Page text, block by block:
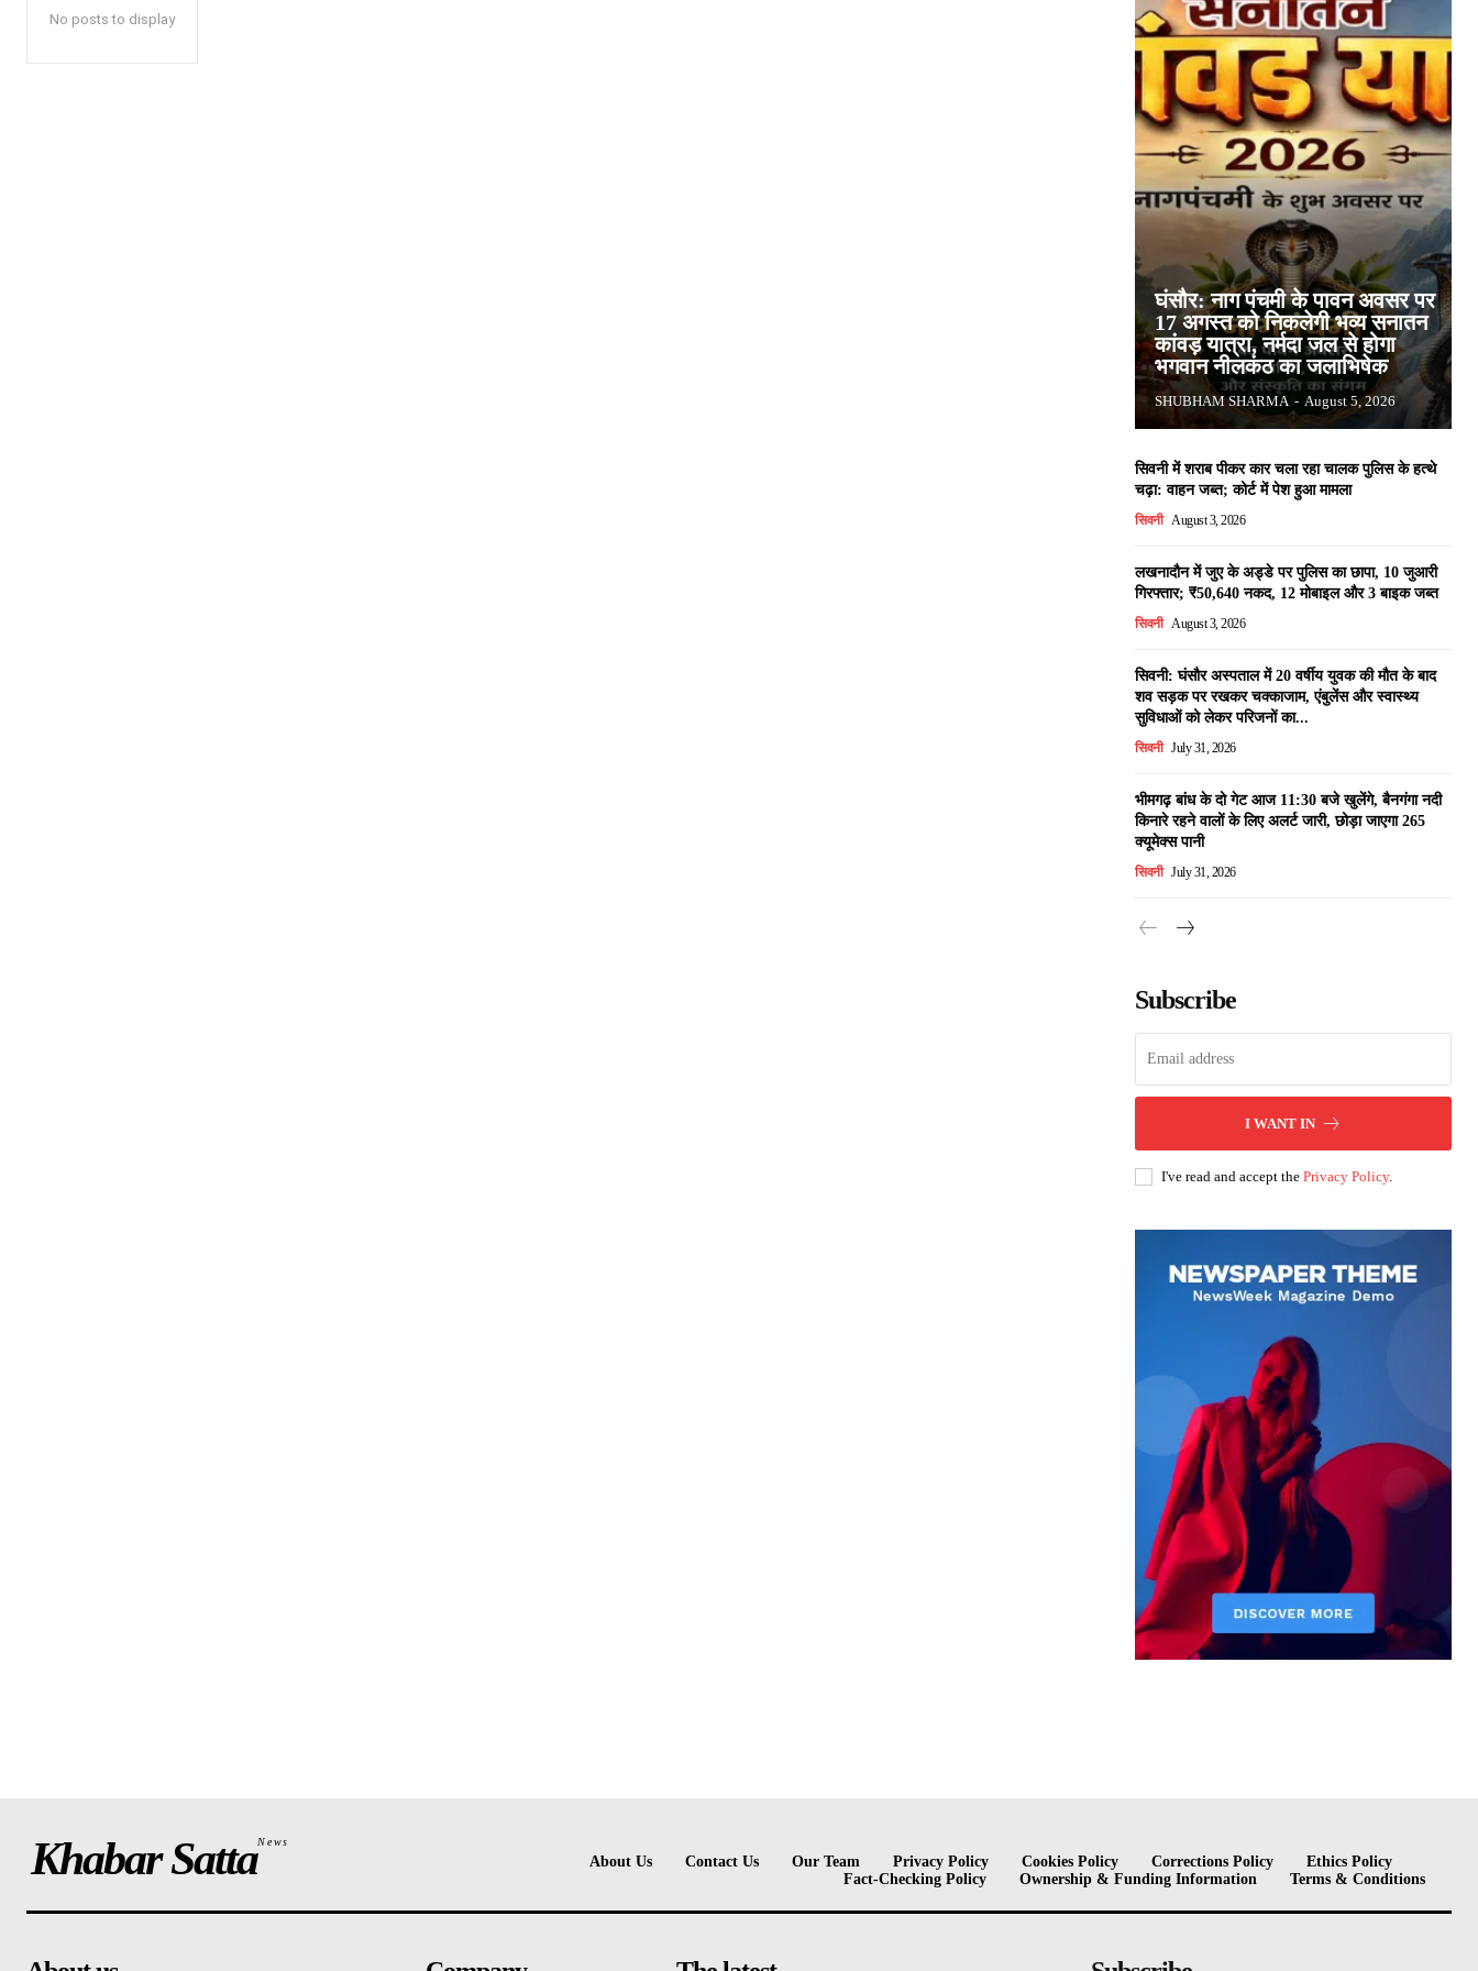
No posts to display
घंसौर: नाग पंचमी के पावन अवसर पर
17 अगस्त को निकलेगी भव्य सनातन
कांवड़ यात्रा, नर्मदा जल से होगा
भगवान नीलकंठ का जलाभिषेक
SHUBHAM SHARMA - August 5, 2026
सिवनी में शराब पीकर कार चला रहा चालक पुलिस के हत्थे
चढ़ा: वाहन जब्त; कोर्ट में पेश हुआ मामला
सिवनी August 3, 2026
लखनादौन में जुए के अड्डे पर पुलिस का छापा, 10 जुआरी
गिरफ्तार; ₹50,640 नकद, 12 मोबाइल और 3 बाइक जब्त
सिवनी August 3, 2026
सिवनी: घंसौर अस्पताल में 20 वर्षीय युवक की मौत के बाद
शव सड़क पर रखकर चक्काजाम, एंबुलेंस और स्वास्थ्य
सुविधाओं को लेकर परिजनों का...
सिवनी July 31, 2026
भीमगढ़ बांध के दो गेट आज 11:30 बजे खुलेंगे, बैनगंगा नदी
किनारे रहने वालों के लिए अलर्ट जारी, छोड़ा जाएगा 265
क्यूमेक्स पानी
सिवनी July 31, 2026
Subscribe
I WANT IN
I've read and accept the Privacy Policy.
Khabar SattaNews
About Us Contact Us Our Team Privacy Policy Cookies Policy Corrections Policy
Ethics Policy
Fact-Checking Policy
Ownership & Funding Information Terms & Conditions